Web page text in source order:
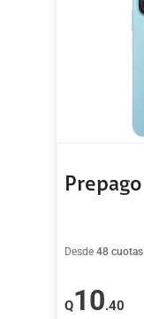
Prepago
Desde 48 cuotas
Q10.40